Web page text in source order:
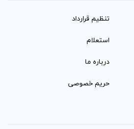
تنظیم قرارداد
استعلام
درباره ما
حریم خصوصی